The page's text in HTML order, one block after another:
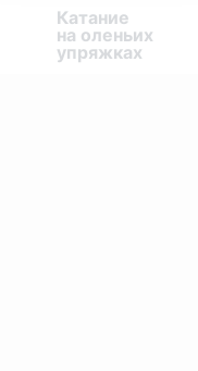
Катание
на оленьих
упряжках